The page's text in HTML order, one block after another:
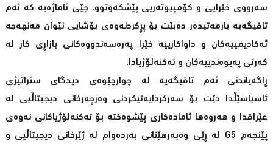
سەرووی خێرایی و کۆمپیوتەریی پێشکەوتوو. جێی ئاماژەیە کە ئەم
تاقیگەیە یارمەتیدەر دەبێت بۆ پڕکردنەوەی بۆشایی نێوان مەنهەجە
ئەکادیمییەکان و داواکارییە خێرا پەرەسەندووەکانی بازاڕی کار لە
کەرتی پەیوەندییەکان و تەکنەلۆژیادا.
ڕاگەیاندنی ئەم تاقیگەیە لە چوارچێوەی دیدگای ستراتیژی
ئاسیاسێڵدا دێت بۆ سەرکردایەتیکردنی وەرچەرخانی دیجیتاڵیی لە
عێراقدا و هەروەها ئامادەکاری پێشوەختە بۆ تەکنەلۆژیاکانی نەوەی
پێنجەم G5 لە ڕێی وەبەرهێنانی بەردەوام لە ژێرخانی دیجیتاڵیی و